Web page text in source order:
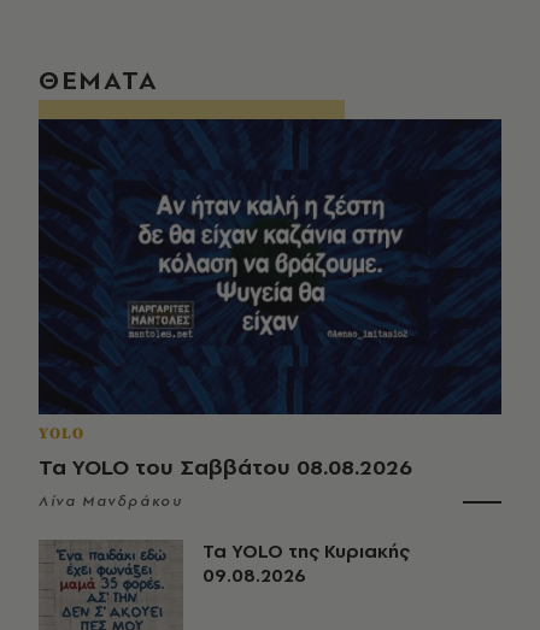
ΘΕΜΑΤΑ
YOLO
Τα YOLO του Σαββάτου 08.08.2026
Λίνα Μανδράκου
Τα YOLO της Κυριακής
09.08.2026